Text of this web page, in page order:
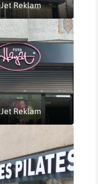
Jet Reklam
Jet Reklam